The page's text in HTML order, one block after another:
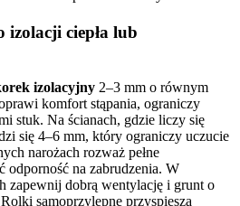
ciepła lub
izolacyjny 2–3 mm o równym
komfort stąpania, ograniczy
stuk. Na ścianach, gdzie liczy się
się 4–6 mm, który ograniczy uczucie
narożach rozważ pełne
odporność na zabrudzenia. W
zapewnij dobrą wentylację i grunt o
samoprzylepne przyspieszą